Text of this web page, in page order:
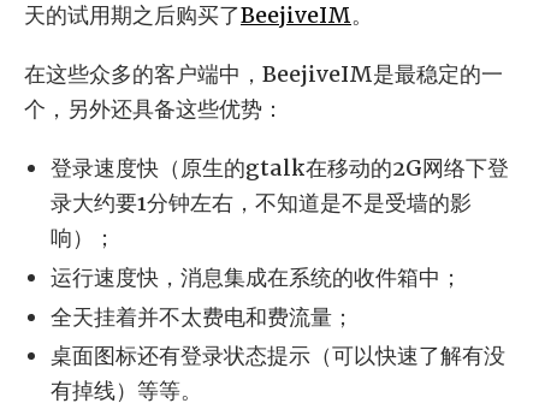
天的试用期之后购买了BeejiveIM。
在这些众多的客户端中，BeejiveIM是最稳定的一
个，另外还具备这些优势：
登录速度快（原生的gtalk在移动的2G网络下登
录大约要1分钟左右，不知道是不是受墙的影
响）；
运行速度快，消息集成在系统的收件箱中；
全天挂着并不太费电和费流量；
桌面图标还有登录状态提示（可以快速了解有没
有掉线）等等。